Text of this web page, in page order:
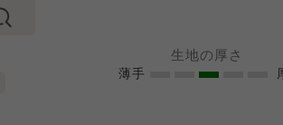
生地の厚さ
薄手